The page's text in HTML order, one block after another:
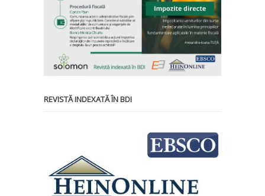
REVISTĂ INDEXATĂ ÎN BDI